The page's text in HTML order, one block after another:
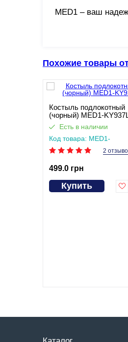
MED1 – ваш
Похожие товары
Костыль подлокотный
(чорный) MED1-
Есть в наличии
Код товара: MED1-
KY937L(чорна)
2
499.0 грн
Купить